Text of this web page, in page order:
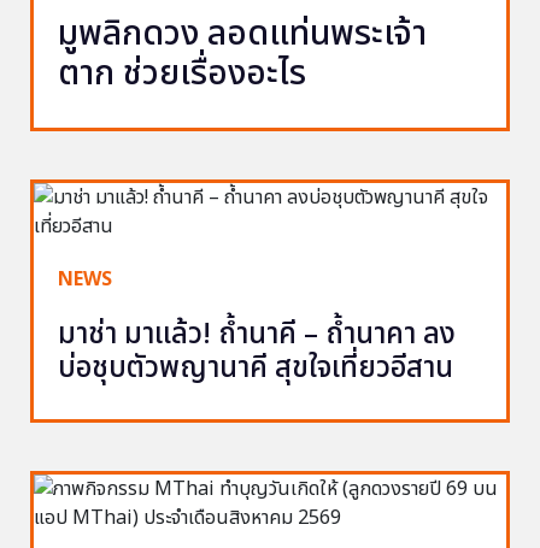
มูพลิกดวง ลอดแท่นพระเจ้า
ตาก ช่วยเรื่องอะไร
NEWS
มาช่า มาแล้ว! ถ้ำนาคี – ถ้ำนาคา ลง
บ่อชุบตัวพญานาคี สุขใจเที่ยวอีสาน